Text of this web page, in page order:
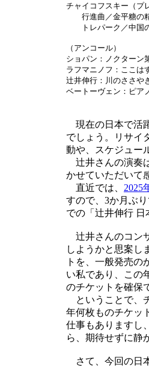
チャイコフスキー（プ
行進曲／金平糖の精
トレパーク／中国の
（アンコール）
ショパン：ノクターン
ラフマニノフ：ここは
辻井伸行：川のささや
ベートーヴェン：ピア
現在の日本で活
でしょう。リサイ
動や、スケジュー
辻井さんの演奏
かせていただいて
直近では、 2025
すので、3か月ぶ
での「辻井伸行 日
辻井さんのコン
しようかと思案し
トを、一般発売
い私であり、この
のチケットを確保
ということで、
年何枚ものチケッ
仕事もありますし
ら、期待せずに静
さて、今回の日